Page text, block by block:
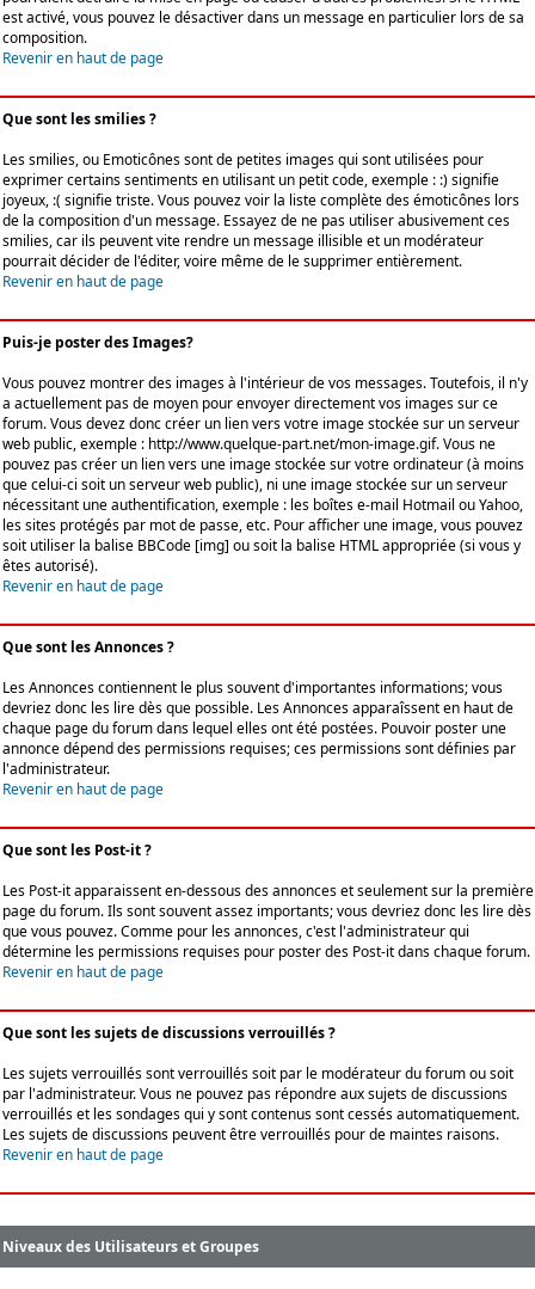
est activé, vous pouvez le désactiver dans un message en particulier lors de sa
composition.
Revenir en haut de page
Que sont les smilies ?
Les smilies, ou Emoticônes sont de petites images qui sont utilisées pour
exprimer certains sentiments en utilisant un petit code, exemple : :) signifie
joyeux, :( signifie triste. Vous pouvez voir la liste complète des émoticônes lors
de la composition d'un message. Essayez de ne pas utiliser abusivement ces
smilies, car ils peuvent vite rendre un message illisible et un modérateur
pourrait décider de l'éditer, voire même de le supprimer entièrement.
Revenir en haut de page
Puis-je poster des Images?
Vous pouvez montrer des images à l'intérieur de vos messages. Toutefois, il n'y
a actuellement pas de moyen pour envoyer directement vos images sur ce
forum. Vous devez donc créer un lien vers votre image stockée sur un serveur
web public, exemple : http://www.quelque-part.net/mon-image.gif. Vous ne
pouvez pas créer un lien vers une image stockée sur votre ordinateur (à moins
que celui-ci soit un serveur web public), ni une image stockée sur un serveur
nécessitant une authentification, exemple : les boîtes e-mail Hotmail ou Yahoo,
les sites protégés par mot de passe, etc. Pour afficher une image, vous pouvez
soit utiliser la balise BBCode [img] ou soit la balise HTML appropriée (si vous y
êtes autorisé).
Revenir en haut de page
Que sont les Annonces ?
Les Annonces contiennent le plus souvent d'importantes informations; vous
devriez donc les lire dès que possible. Les Annonces apparaîssent en haut de
chaque page du forum dans lequel elles ont été postées. Pouvoir poster une
annonce dépend des permissions requises; ces permissions sont définies par
l'administrateur.
Revenir en haut de page
Que sont les Post-it ?
Les Post-it apparaissent en-dessous des annonces et seulement sur la première
page du forum. Ils sont souvent assez importants; vous devriez donc les lire dès
que vous pouvez. Comme pour les annonces, c'est l'administrateur qui
détermine les permissions requises pour poster des Post-it dans chaque forum.
Revenir en haut de page
Que sont les sujets de discussions verrouillés ?
Les sujets verrouillés sont verrouillés soit par le modérateur du forum ou soit
par l'administrateur. Vous ne pouvez pas répondre aux sujets de discussions
verrouillés et les sondages qui y sont contenus sont cessés automatiquement.
Les sujets de discussions peuvent être verrouillés pour de maintes raisons.
Revenir en haut de page
Niveaux des Utilisateurs et Groupes